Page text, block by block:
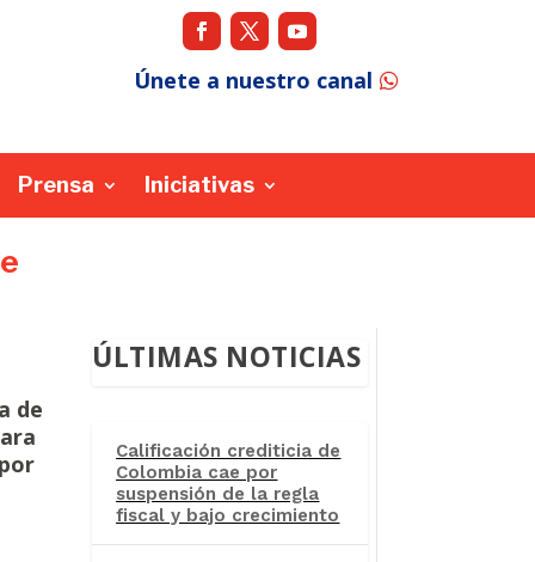
Únete a nuestro canal
Prensa Iniciativas
de
ÚLTIMAS NOTICIAS
Calificación crediticia de
Colombia cae por
suspensión de la regla
fiscal y bajo crecimiento